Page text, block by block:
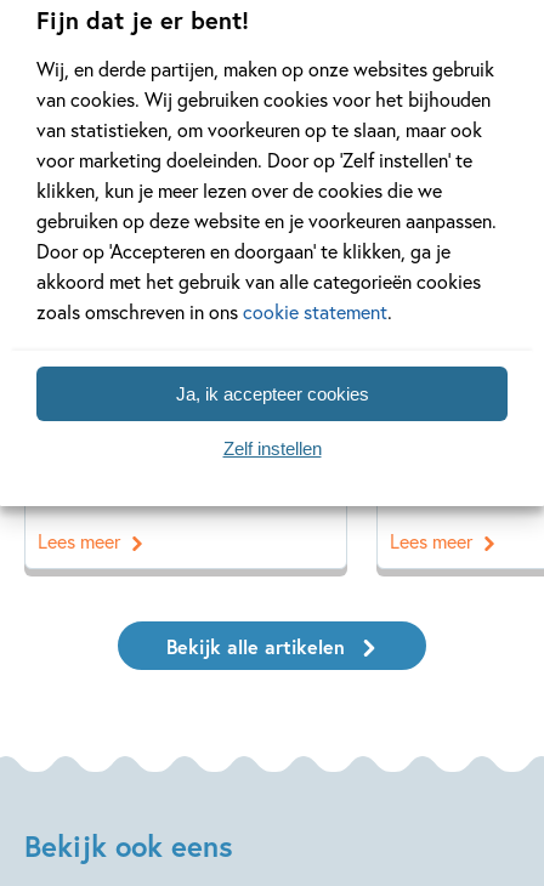
Fijn dat je er bent!
Wij, en derde partijen, maken op onze websites gebruik
van cookies. Wij gebruiken cookies voor het bijhouden
van statistieken, om voorkeuren op te slaan, maar ook
voor marketing doeleinden. Door op ‘Zelf instellen’ te
klikken, kun je meer lezen over de cookies die we
gebruiken op deze website en je voorkeuren aanpassen.
Door op ‘Accepteren en doorgaan’ te klikken, ga je
akkoord met het gebruik van alle categorieën cookies
zoals omschreven in onscookie statement.
Ja, ik accepteer cookies
Zelf instellen
Gerelateerde artikelen
De leukste spellen voor de
vakantie!
Tiplijst
Lees meer
Tiplijst
Lees meer
Bekijk alle artikelen
Bekijk ook eens